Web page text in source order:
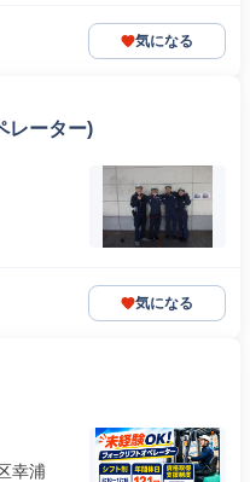
気になる
レーター)
気になる
幸浦